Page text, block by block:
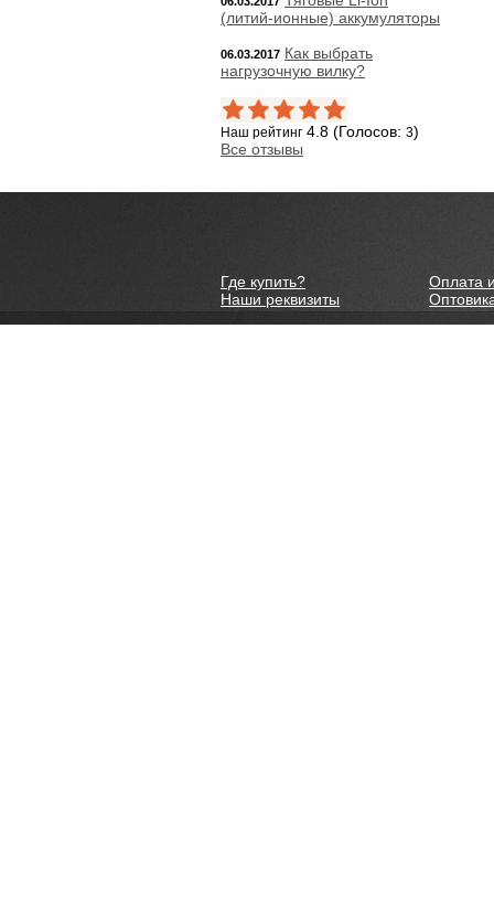
(литий-ионные) аккумуляторы
06.03.2017 Как выбрать
нагрузочную вилку?
Наш рейтинг 4.8 (Голосов: 3)
Все отзывы
Где купить?
Наши реквизиты
Оплата